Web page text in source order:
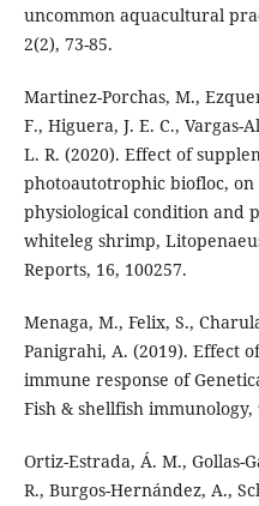
uncommon aquacultural
2(2), 73-85.
Martinez-Porchas, M.,
F., Higuera, J. E. C., Vargas-
L. R. (2020). Effect of
photoautotrophic biofloc,
physiological condition and
whiteleg shrimp,
Reports, 16, 100257.
Menaga, M., Felix, S.,
Panigrahi, A. (2019). Effect
immune response of
Fish & shellfish immunology,
Ortiz-Estrada, Á. M., Gollas-
R., Burgos-Hernández, A.,